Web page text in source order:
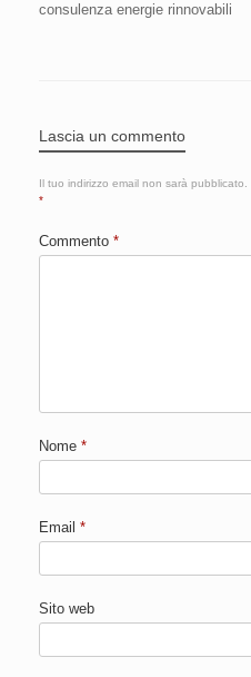
consulenza energie rinnovabili
Lascia un commento
Il tuo indirizzo email non sarà pubblicato.
*
Commento *
Nome *
Email *
Sito web